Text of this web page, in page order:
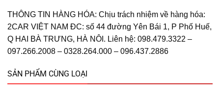
THÔNG TIN HÀNG HÓA: Chịu trách nhiệm về hàng hóa:
2CAR VIỆT NAM ĐC: số 44 đường Yên Bái 1, P Phố Huế,
Q HAI BÀ TRƯNG, HÀ NÔI. Liên hệ: 098.479.3322 –
097.266.2008 – 0328.264.000 – 096.437.2886
SẢN PHẨM CÙNG LOẠI